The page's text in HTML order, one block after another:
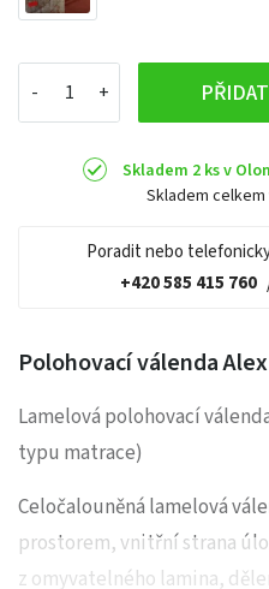
Skladem 2 ks v
Skladem
Poradit nebo
+420 585 415 760
Polohovací válenda
Lamelová polohovací
typu matrace)
Celočalouněná lamelová
prostorem, vnitřní strana
z omyvatelného lamina,